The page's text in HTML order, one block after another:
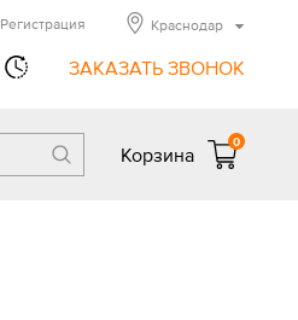
ЗАКАЗАТЬ ЗВОНОК
Регистрация Краснодар
Корзина
0